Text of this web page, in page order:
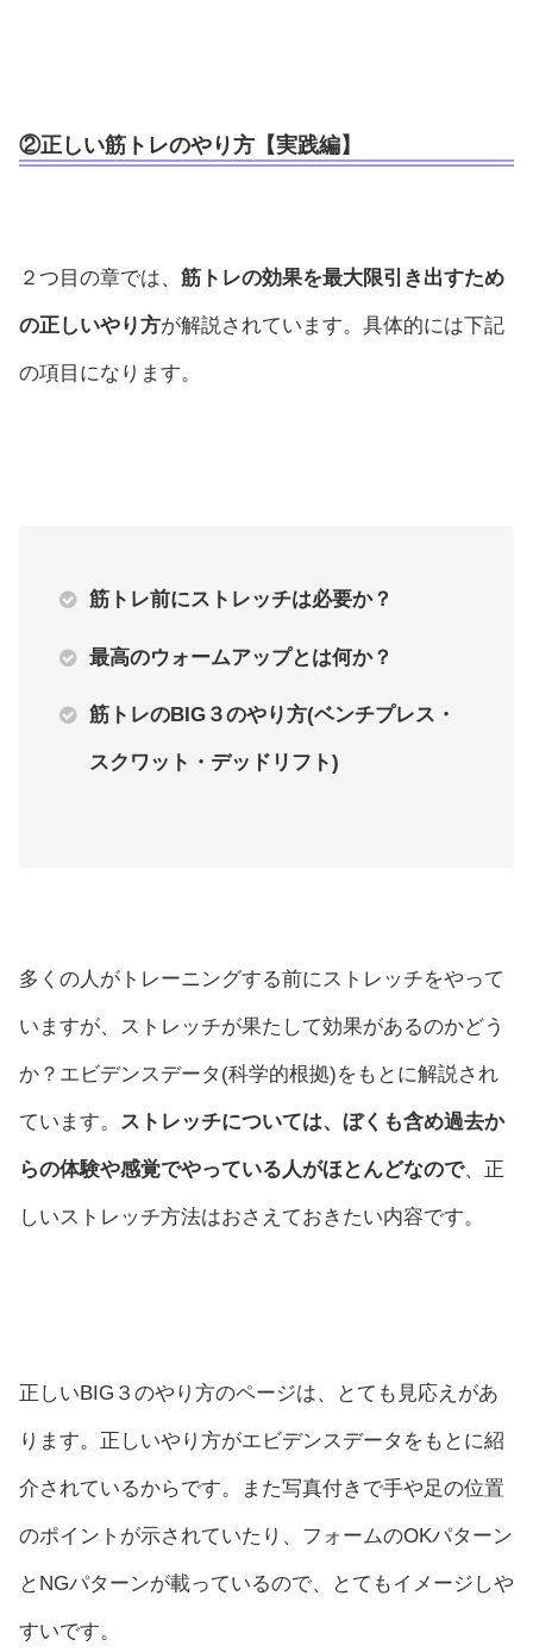
②正しい筋トレのやり方【実践編】
２つ目の章では、 筋トレの効果を最大限引き出すため
の正しいやり方が解説されています。具体的には下記
の項目になります。
筋トレ前にストレッチは必要か？
最高のウォームアップとは何か？
筋トレのBIG３のやり方(ベンチプレス・
スクワット・デッドリフト)
多くの人がトレーニングする前にストレッチをやって
いますが、ストレッチが果たして効果があるのかどう
か？エビデンスデータ(科学的根拠)をもとに解説され
ています。 ストレッチについては、ぼくも含め過去か
らの体験や感覚でやっている人がほとんどなので、正
しいストレッチ方法はおさえておきたい内容です。
正しいBIG３のやり方のページは、とても見応えがあ
ります。正しいやり方がエビデンスデータをもとに紹
介されているからです。また写真付きで手や足の位置
のポイントが示されていたり、フォームのOKパターン
とNGパターンが載っているので、とてもイメージしや
すいです。